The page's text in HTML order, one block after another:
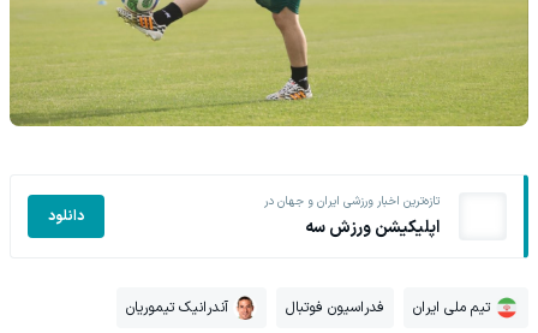
تازه‌ترین اخبار ورزشی ایران و جهان در
اپلیکیشن ورزش سه دانلود
تیم ملی ایران فدراسیون فوتبال آندرانیک تیموریان